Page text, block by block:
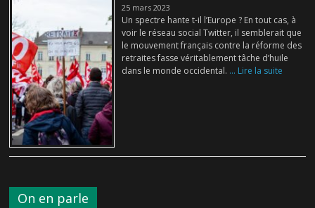
25 mars 2023
Un spectre hante t-il l’Europe ? En tout cas, à
voir le réseau social Twitter, il semblerait que
le mouvement français contre la réforme des
retraites fasse véritablement tâche d’huile
dans le monde occidental. ... Lire la suite
On en parle